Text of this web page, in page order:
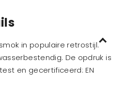
in populaire retrostijl.
De opdruk is
en gecertificeerd: EN